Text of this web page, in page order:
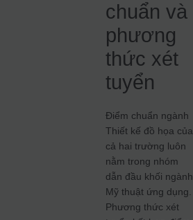
chuẩn và
phương
thức xét
tuyển
Điểm chuẩn ngành
Thiết kế đồ họa của
cả hai trường luôn
nằm trong nhóm
dẫn đầu khối ngành
Mỹ thuật ứng dụng.
Phương thức xét